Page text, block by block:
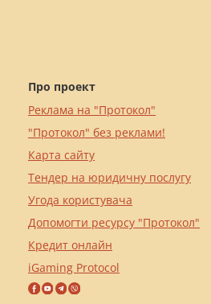
Про проект
Реклама на "Протокол"
"Протокол" без реклами!
Карта сайту
Тендер на юридичну послугу
Угода користувача
Допомогти ресурсу "Протокол"
Кредит онлайн
iGaming Protocol